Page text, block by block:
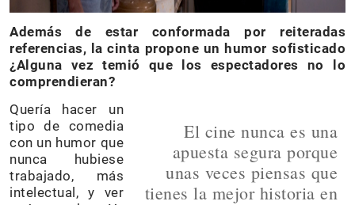
Además de estar conformada por reiteradas
referencias, la cinta propone un humor sofisticado
¿Alguna vez temió que los espectadores no lo
comprendieran?
El cine nunca es una
apuesta segura porque
unas veces piensas que
tienes la mejor historia en
Quería hacer un
tipo de comedia
con un humor que
nunca hubiese
trabajado, más
intelectual, y ver